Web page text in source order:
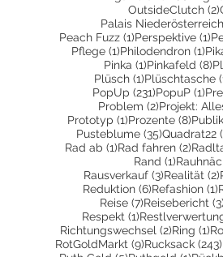
OutsideClutch (2)
Palais Niederösterreich
Peach Fuzz (1)1 Beitrag
Perspektive (1)1
Pflege (1)1 Beitrag
Philodendron (1)1
Pinka (1)1 Beitrag
Pinkafeld (8)8
Plüsch (1)1 Beitrag
Plüschtasche
PopUp (231)231 Beiträge
PopuP (1)1
Problem (2)2 Beiträge
Projekt:
Prototyp (1)1 Beitrag
Prozente (8)8
Pusteblume (35)35 Beiträge
Quadrat22
Rad ab (1)1 Beitrag
Rad fahren (2)2
Rand (1)1 Beitrag
Rausverkauf (3)3 Beiträge
Realität (2)
Reduktion (6)6 Beiträge
Refashion (1)
Reise (7)7 Beiträge
Reisebericht (3)
Respekt (1)1 Beitrag
Richtungswechsel (2)2 Beiträge
Ring (1)1
RotGoldMarkt (9)9 Beiträge
Rucksack (243)